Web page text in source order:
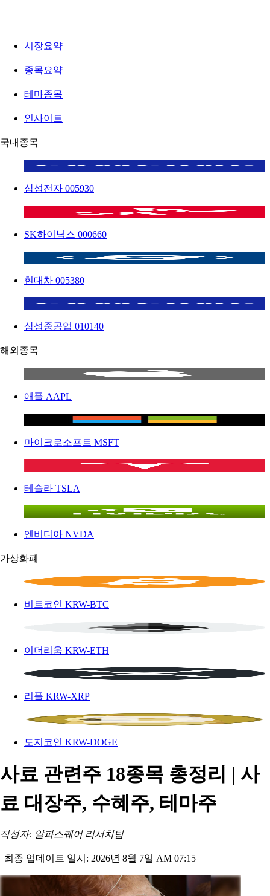
시장요약
종목요약
테마종목
인사이트
국내종목
삼성전자 005930
SK하이닉스 000660
현대차 005380
삼성중공업 010140
해외종목
애플 AAPL
마이크로소프트 MSFT
테슬라 TSLA
엔비디아 NVDA
가상화폐
비트코인 KRW-BTC
이더리움 KRW-ETH
리플 KRW-XRP
도지코인 KRW-DOGE
사료 관련주 18종목 총정리 | 사
료 대장주, 수혜주, 테마주
작성자: 알파스퀘어 리서치팀
| 최종 업데이트 일시: 2026년 8월 7일 AM 07:15